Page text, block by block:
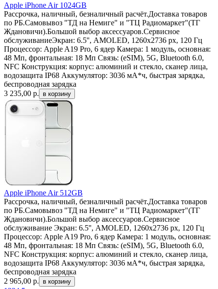
Apple iPhone Air 1024GB
Рассрочка, наличный, безналичный расчёт.Доставка товаров
по РБ.Самовывоз "ТД на Немиге" и "ТЦ Радиомаркет"(ТГ
Ждановичи).Большой выбор аксессуаров.Сервисное
обслуживаниеЭкран: 6.5'', AMOLED, 1260x2736 px, 120 Гц
Процессор: Apple A19 Pro, 6 ядер Камера: 1 модуль, основная:
48 Мп, фронтальная: 18 Мп Связь: (eSIM), 5G, Bluetooth 6.0,
NFC Конструкция: корпус: алюминий и стекло, сканер лица,
водозащита IP68 Аккумулятор: 3036 мА*ч, быстрая зарядка,
беспроводная зарядка
3 235,00 р.
Apple iPhone Air 512GB
Рассрочка, наличный, безналичный расчёт.Доставка товаров
по РБ.Самовывоз "ТД на Немиге" и "ТЦ Радиомаркет"(ТГ
Ждановичи).Большой выбор аксессуаров.Сервисное
обслуживание Экран: 6.5'', AMOLED, 1260x2736 px, 120 Гц
Процессор: Apple A19 Pro, 6 ядер Камера: 1 модуль, основная:
48 Мп, фронтальная: 18 Мп Связь: (eSIM), 5G, Bluetooth 6.0,
NFC Конструкция: корпус: алюминий и стекло, сканер лица,
водозащита IP68 Аккумулятор: 3036 мА*ч, быстрая зарядка,
беспроводная зарядка
2 965,00 р.